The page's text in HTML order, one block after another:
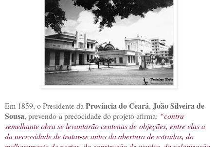
Em 1859, o Presidente daProvíncia do Ceará, João Silveira de
Sousa, prevendo a precocidade do projeto afirma: “contra
semelhante obra se levantarão centenas de objeções, entre elas a
da necessidade de tratar-se antes da abertura de estradas, do